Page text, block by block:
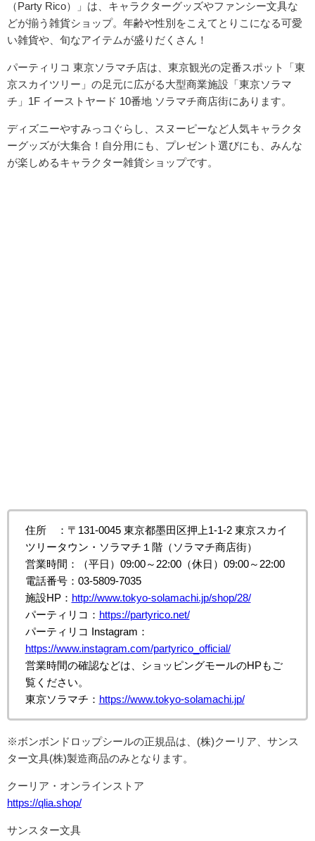
（Party Rico）
」は、キャラクターグッズやファンシー文具な
どが揃う雑貨ショップ。年齢や性別をこえてとりこになる可愛
い雑貨や、旬なアイテムが盛りだくさん！
パーティリコ 東京ソラマチ店は、東京観光の定番スポット「東
京スカイツリー」の足元に広がる大型商業施設「東京ソラマ
チ」1F イーストヤード 10番地 ソラマチ商店街にあります。
ディズニーやすみっコぐらし、スヌーピーなど人気キャラクタ
ーグッズが大集合！自分用にも、プレゼント選びにも、みんな
が楽しめるキャラクター雑貨ショップです。
住所 ：〒131-0045 東京都墨田区押上1-1-2 東京スカイ
ツリータウン・ソラマチ１階（ソラマチ商店街）
営業時間：（平日）09:00～22:00（休日）09:00～22:00
電話番号：03-5809-7035
施設HP： http://www.tokyo-solamachi.jp/shop/28/
パーティリコ： https://partyrico.net/
パーティリコ Instagram：
https://www.instagram.com/partyrico_official/
営業時間の確認などは、ショッピングモールのHPもご
覧ください。
東京ソラマチ： https://www.tokyo-solamachi.jp/
※ボンボンドロップシールの正規品は、(株)クーリア、サンス
ター文具(株)製造商品のみとなります。
クーリア・オンラインストア
https://qlia.shop/
サンスター文具